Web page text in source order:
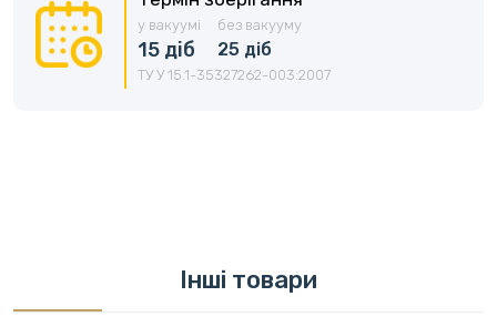
у вакуумі
15 діб
без вакууму
25 діб
ТУ У 15.1-35327262-003:2007
Інші товари